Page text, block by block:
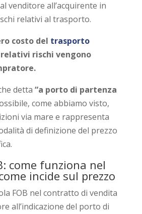
venditore all’acquirente in
relativi al trasporto.
costo del trasporto
rischi vengono
detta “a porto di partenza
come abbiamo visto,
via mare e rappresenta
di definizione del prezzo
come funziona nel
incide sul prezzo
FOB nel contratto di vendita
all’indicazione del porto di